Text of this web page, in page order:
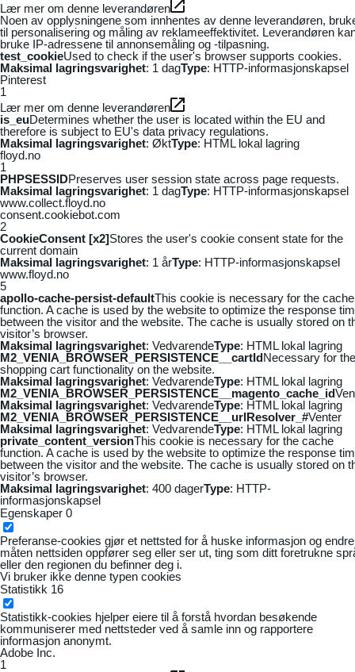
Lær mer om denne leverandøren
Noen av opplysningene som innhentes av denne leverandøren,
til personalisering og måling av reklameeffektivitet. Leverandøren
bruke IP-adressene til annonsemåling og -tilpasning.
test_cookieUsed to check if the user's browser supports cookies.
Maksimal lagringsvarighet: 1 dagType: HTTP-informasjonskapsel
Pinterest
1
Lær mer om denne leverandøren
is_euDetermines whether the user is located within the EU and
therefore is subject to EU's data privacy regulations.
Maksimal lagringsvarighet: ØktType: HTML lokal lagring
floyd.no
1
PHPSESSIDPreserves user session state across page requests.
Maksimal lagringsvarighet: 1 dagType: HTTP-informasjonskapsel
www.collect.floyd.no
consent.cookiebot.com
2
CookieConsent [x2]Stores the user's cookie consent state for the
current domain
Maksimal lagringsvarighet: 1 årType: HTTP-informasjonskapsel
www.floyd.no
5
apollo-cache-persist-defaultThis cookie is necessary for the cache
function. A cache is used by the website to optimize the response
between the visitor and the website. The cache is usually stored on
visitor’s browser.
Maksimal lagringsvarighet: VedvarendeType: HTML lokal lagring
M2_VENIA_BROWSER_PERSISTENCE__cartIdNecessary for the
shopping cart functionality on the website.
Maksimal lagringsvarighet: VedvarendeType: HTML lokal lagring
M2_VENIA_BROWSER_PERSISTENCE__magento_cache_id
Maksimal lagringsvarighet: VedvarendeType: HTML lokal lagring
M2_VENIA_BROWSER_PERSISTENCE__urlResolver_#Venter
Maksimal lagringsvarighet: VedvarendeType: HTML lokal lagring
private_content_versionThis cookie is necessary for the cache
function. A cache is used by the website to optimize the response
between the visitor and the website. The cache is usually stored on
visitor’s browser.
Maksimal lagringsvarighet: 400 dagerType: HTTP-
informasjonskapsel
Egenskaper 0
Preferanse-cookies gjør et nettsted for å huske informasjon og
måten nettsiden oppfører seg eller ser ut, ting som ditt foretrukne
eller den regionen du befinner deg i.
Vi bruker ikke denne typen cookies
Statistikk 16
Statistikk-cookies hjelper eiere til å forstå hvordan besøkende
kommuniserer med nettsteder ved å samle inn og rapportere
informasjon anonymt.
Adobe Inc.
1